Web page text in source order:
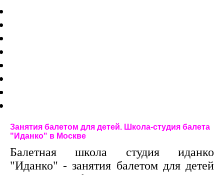
Занятия балетом для детей. Школа-студия балета
"Иданко" в Москве
Балетная школа студия иданко
"Иданко" - занятия балетом для детей